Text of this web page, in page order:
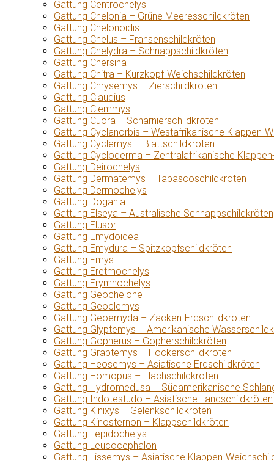
Gattung Centrochelys
Gattung Chelonia – Grüne Meeresschildkröten
Gattung Chelonoidis
Gattung Chelus – Fransenschildkröten
Gattung Chelydra – Schnappschildkröten
Gattung Chersina
Gattung Chitra – Kurzkopf-Weichschildkröten
Gattung Chrysemys – Zierschildkröten
Gattung Claudius
Gattung Clemmys
Gattung Cuora – Scharnierschildkröten
Gattung Cyclanorbis – Westafrikanische Klappen-
Gattung Cyclemys – Blattschildkröten
Gattung Cycloderma – Zentralafrikanische
Gattung Deirochelys
Gattung Dermatemys – Tabascoschildkröten
Gattung Dermochelys
Gattung Dogania
Gattung Elseya – Australische Schnappschildkröten
Gattung Elusor
Gattung Emydoidea
Gattung Emydura – Spitzkopfschildkröten
Gattung Emys
Gattung Eretmochelys
Gattung Erymnochelys
Gattung Geochelone
Gattung Geoclemys
Gattung Geoemyda – Zacken-Erdschildkröten
Gattung Glyptemys – Amerikanische
Gattung Gopherus – Gopherschildkröten
Gattung Graptemys – Höckerschildkröten
Gattung Heosemys – Asiatische Erdschildkröten
Gattung Homopus – Flachschildkröten
Gattung Hydromedusa – Südamerikanische
Gattung Indotestudo – Asiatische Landschildkröten
Gattung Kinixys – Gelenkschildkröten
Gattung Kinosternon – Klappschildkröten
Gattung Lepidochelys
Gattung Leucocephalon
Gattung Lissemys – Asiatische Klappen-